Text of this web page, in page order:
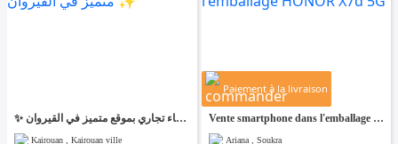
✨ للّكراء فضاء تجاري بموقع متميز في القيروان ✨
Kairouan , Kairouan ville
Paiement à la livraison
Vente smartphone dans l'emballage HONOR X7d 5G
Ariana , Soukra